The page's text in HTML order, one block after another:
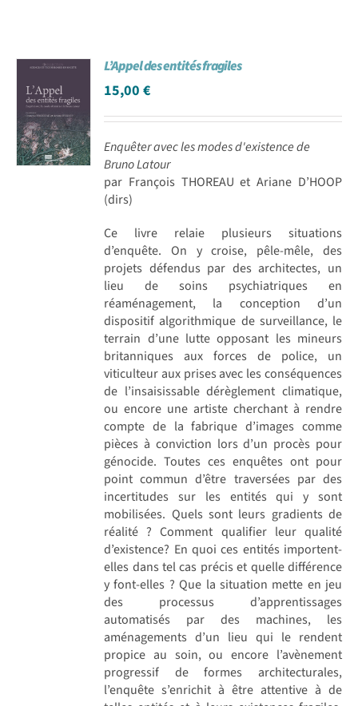
L’Appel des entités fragiles
15,00€
Enquêter avec les modes d'existence de
Bruno Latour
par François THOREAU et Ariane D’HOOP
(dirs)
Ce livre relaie plusieurs situations
d’enquête. On y croise, pêle-mêle, des
projets défendus par des architectes, un
lieu de soins psychiatriques en
réaménagement, la conception d’un
dispositif algorithmique de surveillance, le
terrain d’une lutte opposant les mineurs
britanniques aux forces de police, un
viticulteur aux prises avec les conséquences
de l’insaisissable dérèglement climatique,
ou encore une artiste cherchant à rendre
compte de la fabrique d’images comme
pièces à conviction lors d’un procès pour
génocide. Toutes ces enquêtes ont pour
point commun d’être traversées par des
incertitudes sur les entités qui y sont
mobilisées. Quels sont leurs gradients de
réalité ? Comment qualifier leur qualité
d’existence? En quoi ces entités importent-
elles dans tel cas précis et quelle différence
y font-elles ? Que la situation mette en jeu
des processus d’apprentissages
automatisés par des machines, les
aménagements d’un lieu qui le rendent
propice au soin, ou encore l’avènement
progressif de formes architecturales,
l’enquête s’enrichit à être attentive à de